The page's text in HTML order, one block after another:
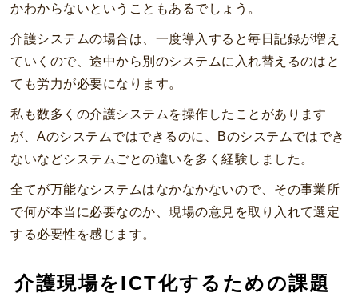
かわからないということもあるでしょう。
介護システムの場合は、一度導入すると毎日記録が増え
ていくので、途中から別のシステムに入れ替えるのはと
ても労力が必要になります。
私も数多くの介護システムを操作したことがあります
が、Aのシステムではできるのに、Bのシステムではでき
ないなどシステムごとの違いを多く経験しました。
全てが万能なシステムはなかなかないので、その事業所
で何が本当に必要なのか、現場の意見を取り入れて選定
する必要性を感じます。
介護現場をICT化するための課題